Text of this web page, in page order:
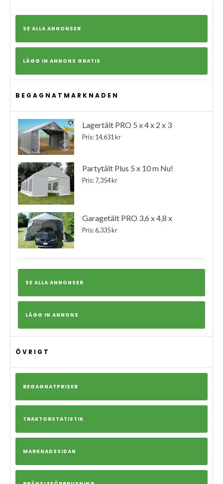
SE ALLA ANNONSER
LÄGG IN ANNONS GRATIS
BEGAGNATMARKNADEN
Lagertält PRO 5 x 4 x 2 x 3
Pris: 14,631 kr
Partytält Plus 5 x 10 m Nu!
Pris: 7,354 kr
Garagetält PRO 3,6 x 4,8 x
Pris: 6,335 kr
SE ALLA ANNONSER
LÄGG IN ANNONS
ÖVRIGT
BEGAGNATPRISER
TRAKTORSTATISTIK
MARKNADSSIDAN